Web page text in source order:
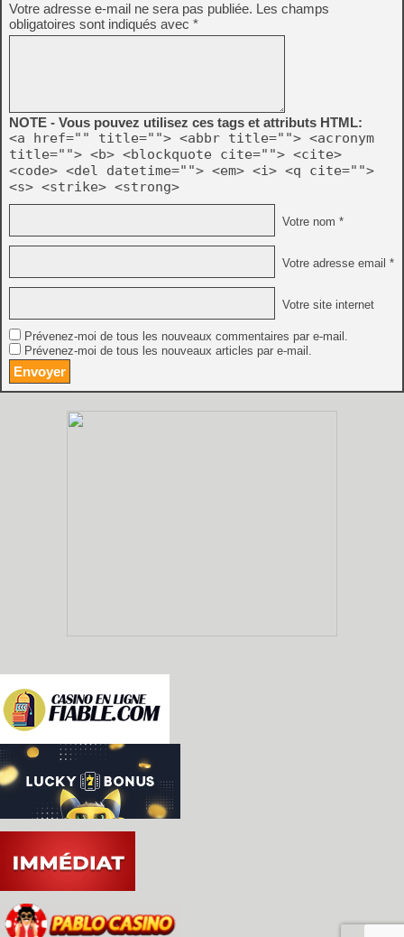
Votre adresse e-mail ne sera pas publiée. Les champs
obligatoires sont indiqués avec *
NOTE - Vous pouvez utilisez ces tags et attributs HTML:
<a href="" title=""> <abbr title=""> <acronym
title=""> <b> <blockquote cite=""> <cite>
<code> <del datetime=""> <em> <i> <q cite="">
<s> <strike> <strong>
Votre nom *
Votre adresse email *
Votre site internet
Prévenez-moi de tous les nouveaux commentaires par e-mail.
Prévenez-moi de tous les nouveaux articles par e-mail.